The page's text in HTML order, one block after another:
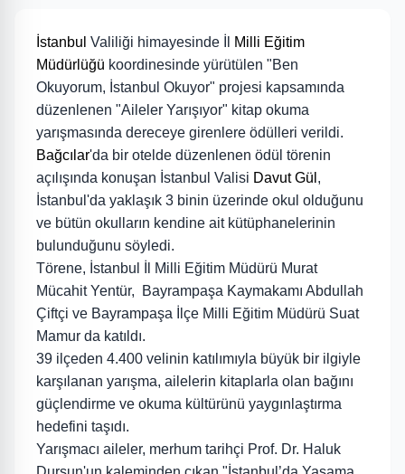
İstanbul Valiliği himayesinde İl
Milli Eğitim
Müdürlüğü koordinesinde yürütülen "Ben
Okuyorum, İstanbul Okuyor" projesi kapsamında
düzenlenen "Aileler Yarışıyor" kitap okuma
yarışmasında dereceye girenlere ödülleri verildi.
Bağcılar'da bir otelde düzenlenen ödül törenin
açılışında konuşan İstanbul Valisi Davut Gül ,
İstanbul'da yaklaşık 3 binin üzerinde okul olduğunu
ve bütün okulların kendine ait kütüphanelerinin
bulunduğunu söyledi.
Törene, İstanbul İl Milli Eğitim Müdürü Murat
Mücahit Yentür,
Bayrampaşa Kaymakamı Abdullah
Çiftçi ve Bayrampaşa İlçe Milli Eğitim Müdürü Suat
Mamur da katıldı.
39 ilçeden 4.400 velinin katılımıyla büyük bir ilgiyle
karşılanan yarışma, ailelerin kitaplarla olan bağını
güçlendirme ve okuma kültürünü yaygınlaştırma
hedefini taşıdı.
Yarışmacı aileler, merhum tarihçi Prof. Dr. Haluk